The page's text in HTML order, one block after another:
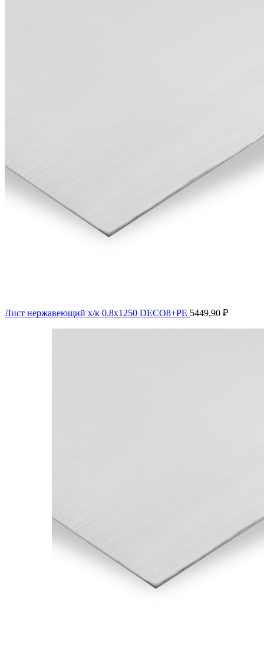
Лист нержавеющий х/к 0.8х1250 DECO8+PE 5449,90 ₽